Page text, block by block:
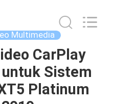
Multimedia
CarPlay
Sistem
Platinum